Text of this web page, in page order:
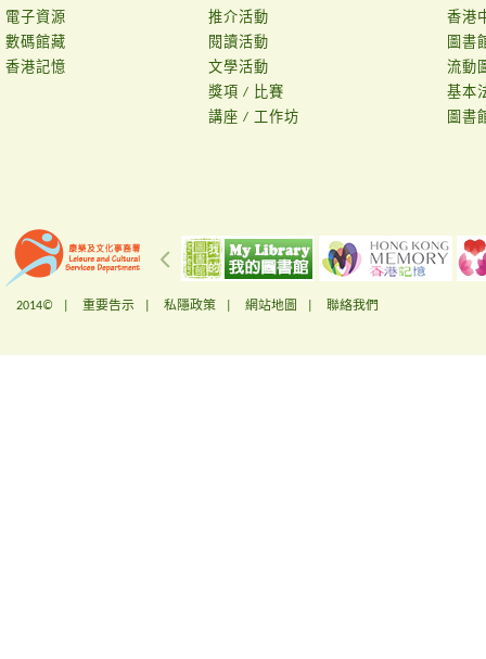
電子資源
數碼館藏
香港記憶
推介活動
閱讀活動
文學活動
獎項 / 比賽
講座 / 工作坊
香港
圖書
流動
基本
圖書
2014© | 重要告示 私隱政策 網站地圖 聯絡我們